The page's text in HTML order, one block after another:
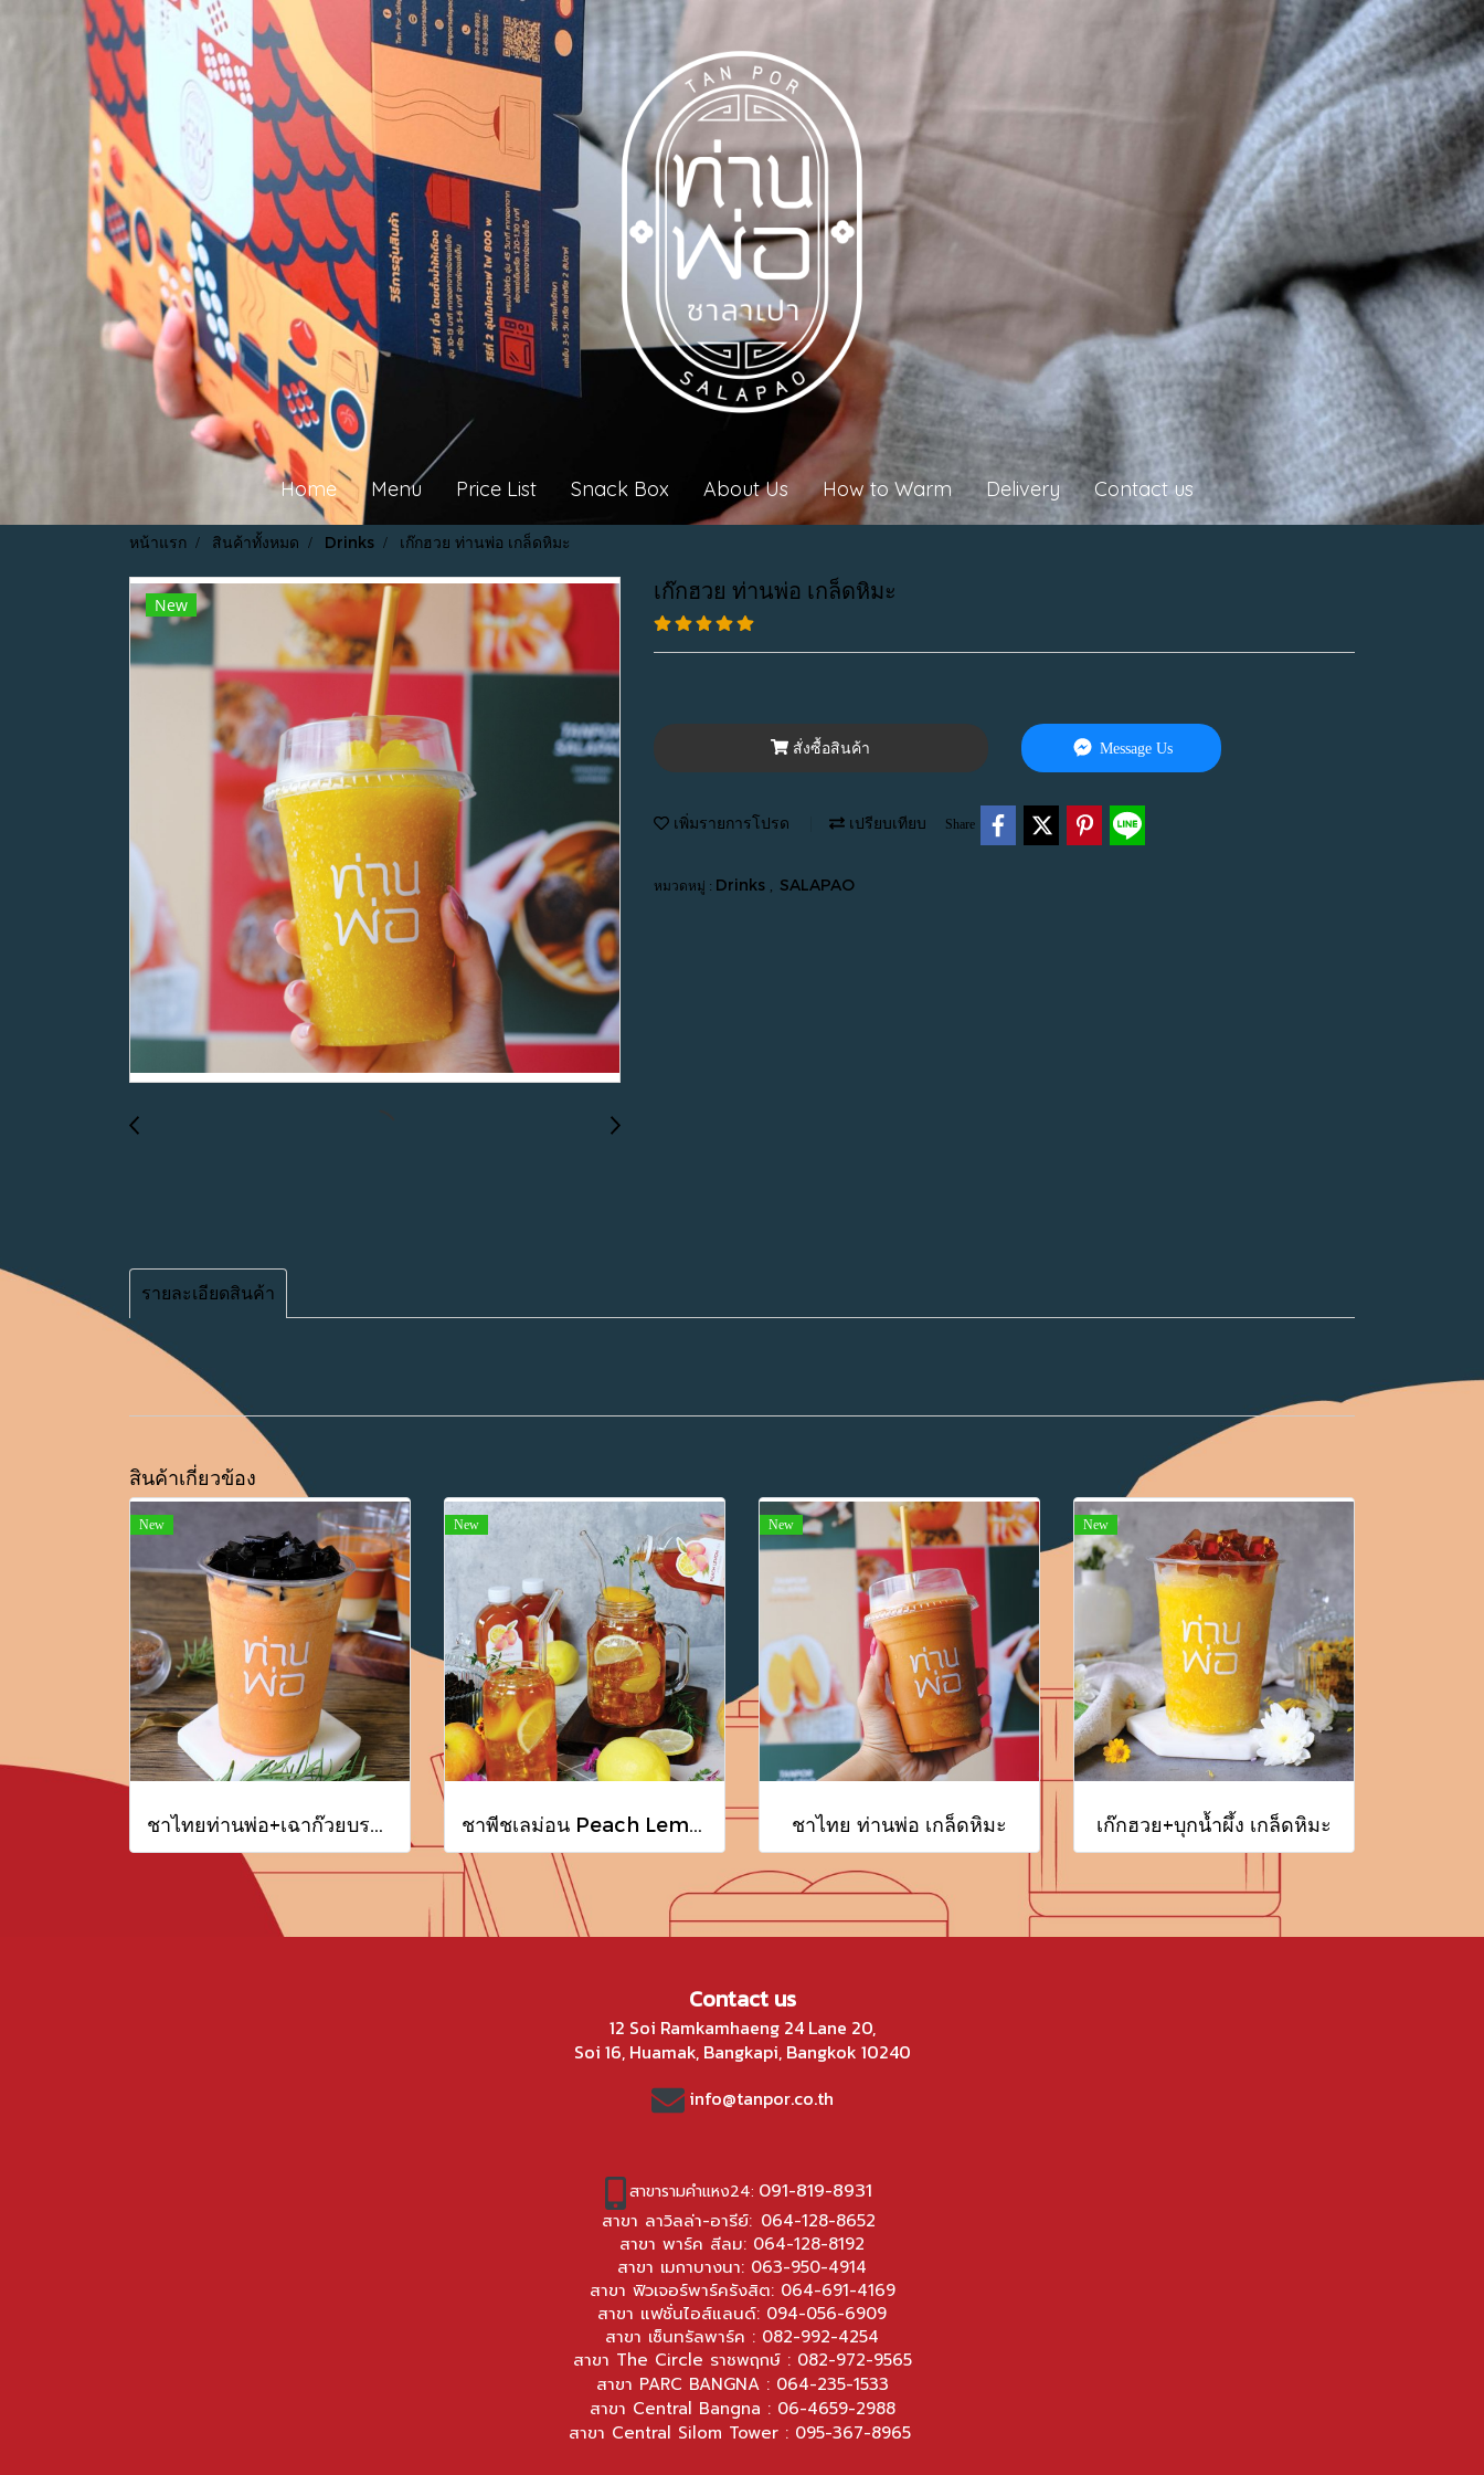
Home Menu Price List Snack Box About Us How to Warm Delivery Contact us
หน้าแรก สินค้าทั้งหมด Drinks เก๊กฮวย ท่านพ่อ เกล็ดหิมะ
New
เก๊กฮวย ท่านพ่อ เกล็ดหิมะ
สั่งซื้อสินค้า Message Us
เพิ่มรายการโปรด เปรียบเทียบ Share
หมวดหมู่ : Drinks SALAPAO
รายละเอียดสินค้า
สินค้าเกี่ยวข้อง
New New New
ชาไทย ท่านพ่อ เกล็ดหิมะ
New
เก๊กฮวย+บุกน้ำผึ้ง เกล็ดหิมะ
Contact us
12 Soi Ramkamhaeng 24 Lane 20,
Soi 16, Huamak, Bangkapi, Bangkok 10240
info@tanpor.co.th
สาขารามคำแหง24: 091-819-8931
สาขา ลาวิลล่า-อารีย์: 064-128-8652
สาขา พาร์ค สีลม: 064-128-8192
สาขา เมกาบางนา: 063-950-4914
สาขา ฟิวเจอร์พาร์ครังสิต: 064-691-4169
สาขา แฟชั่นไอส์แลนด์: 094-056-6909
สาขา เซ็นทรัลพาร์ค : 082-992-4254
สาขา The Circle ราชพฤกษ์ : 082-972-9565
สาขา PARC BANGNA : 064-235-1533
สาขา Central Bangna : 06-4659-2988
สาขา Central Silom Tower : 095-367-8965